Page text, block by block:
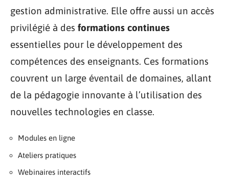
gestion administrative. Elle offre aussi un accès
privilégié à des formations continues
essentielles pour le développement des
compétences des enseignants. Ces formations
couvrent un large éventail de domaines, allant
de la pédagogie innovante à l’utilisation des
nouvelles technologies en classe.
Modules en ligne
Ateliers pratiques
Webinaires interactifs